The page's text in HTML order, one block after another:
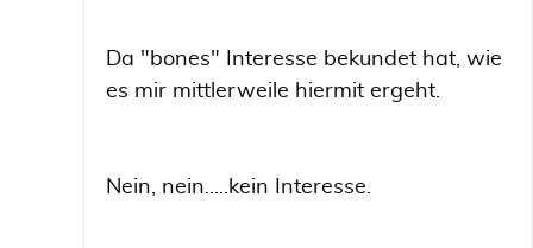
Da "bones" Interesse bekundet hat, wie
es mir mittlerweile hiermit ergeht.
Nein, nein.....kein Interesse.